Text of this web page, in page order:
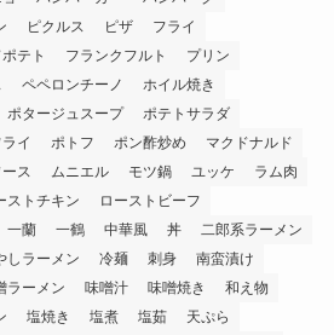
ピクルス ピザ
フライ
テト フランクフルト
プリン
ペペロンチーノ
ホイル焼き
ポタージュスープ
ポテトサラダ
イ ポトフ ポン酢炒め
マクドナルド
ス ムニエル モツ鍋 ユッケ
ラム肉
ストチキン
ローストビーフ
一蘭 一鶴 中華風 丼
二郎系ラーメン
しラーメン 冷麺 刺身
南蛮漬け
ラーメン 味噌汁 味噌焼き
和え物
塩焼き 塩煮 塩茹
天ぷら